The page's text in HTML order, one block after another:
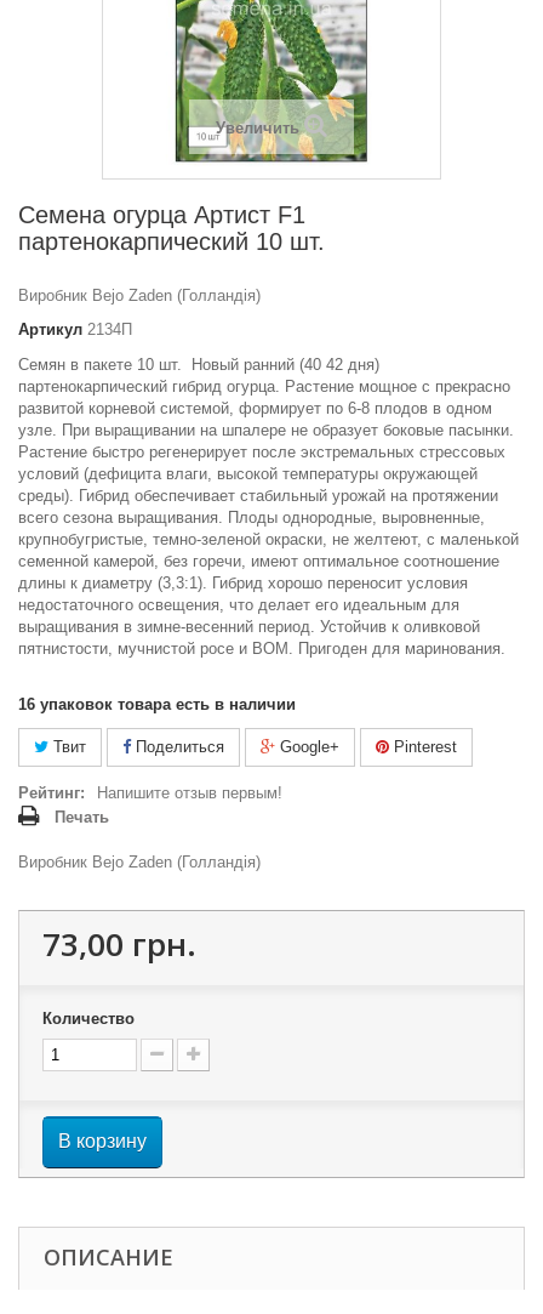
Увеличить
Семена огурца Артист F1
партенокарпический 10 шт.
Виробник Bejo Zaden (Голландія)
Артикул 2134П
Семян в пакете 10 шт. Новый ранний (40 42 дня)
партенокарпический гибрид огурца. Растение мощное с прекрасно
развитой корневой системой, формирует по 6-8 плодов в одном
узле. При выращивании на шпалере не образует боковые пасынки.
Растение быстро регенерирует после экстремальных стрессовых
условий (дефицита влаги, высокой температуры окружающей
среды). Гибрид обеспечивает стабильный урожай на протяжении
всего сезона выращивания. Плоды однородные, выровненные,
крупнобугристые, темно-зеленой окраски, не желтеют, с маленькой
семенной камерой, без горечи, имеют оптимальное соотношение
длины к диаметру (3,3:1). Гибрид хорошо переносит условия
недостаточного освещения, что делает его идеальным для
выращивания в зимне-весенний период. Устойчив к оливковой
пятнистости, мучнистой росе и ВОМ. Пригоден для маринования.
16 упаковок товара есть в наличии
Твит Поделиться Google+ Pinterest
Рейтинг:
Напишите отзыв первым!
Печать
Виробник Bejo Zaden (Голландія)
73,00 грн.
Количество
В корзину
ОПИСАНИЕ